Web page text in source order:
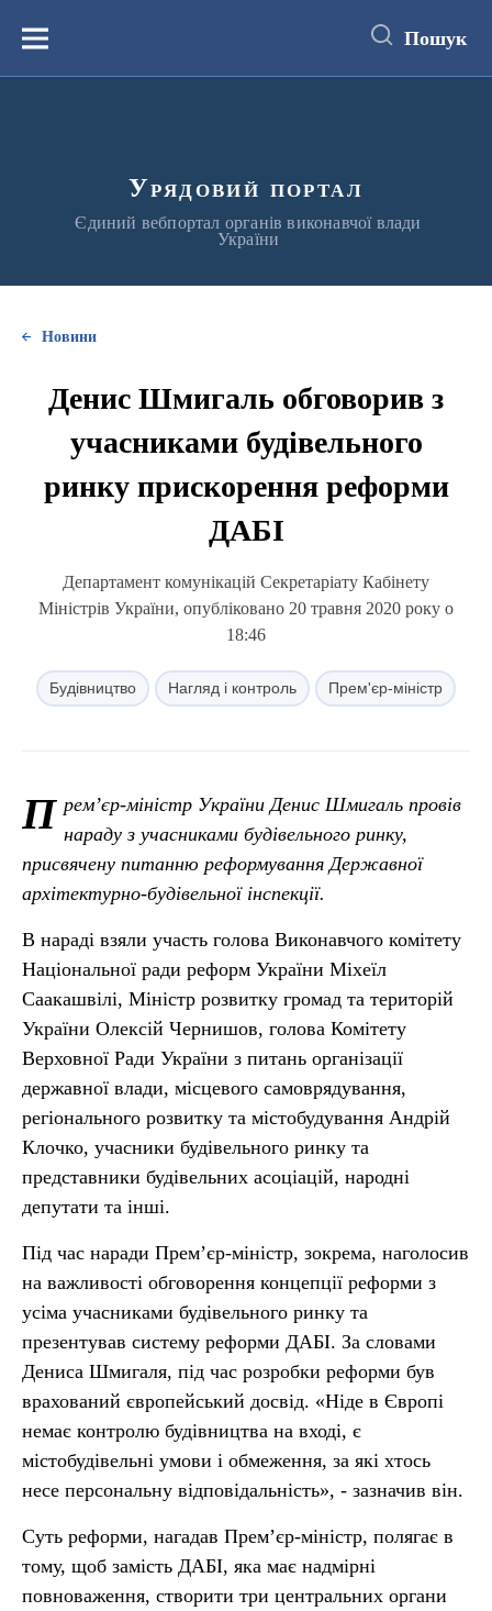
вмістуМеню Пошук
Урядовий портал
Єдиний вебпортал органів виконавчої влади
України
Новини
Денис Шмигаль обговорив з
учасниками будівельного
ринку прискорення реформи
ДАБІ
Департамент комунікацій Секретаріату Кабінету
Міністрів України, опубліковано 20 травня 2020 року о
18:46
Будівництво Нагляд і контроль Прем'єр-міністр
П рем’єр-міністр України Денис Шмигаль провів
нараду з учасниками будівельного ринку,
присвячену питанню реформування Державної
архітектурно-будівельної інспекції.
В нараді взяли участь голова Виконавчого комітету
Національної ради реформ України Міхеїл
Саакашвілі, Міністр розвитку громад та територій
України Олексій Чернишов, голова Комітету
Верховної Ради України з питань організації
державної влади, місцевого самоврядування,
регіонального розвитку та містобудування Андрій
Клочко, учасники будівельного ринку та
представники будівельних асоціацій, народні
депутати та інші.
Під час наради Прем’єр-міністр, зокрема, наголосив
на важливості обговорення концепції реформи з
усіма учасниками будівельного ринку та
презентував систему реформи ДАБІ. За словами
Дениса Шмигаля, під час розробки реформи був
врахований європейський досвід. «Ніде в Європі
немає контролю будівництва на вході, є
містобудівельні умови і обмеження, за які хтось
несе персональну відповідальність», - зазначив він.
Суть реформи, нагадав Прем’єр-міністр, полягає в
тому, щоб замість ДАБІ, яка має надмірні
повноваження, створити три центральних органи